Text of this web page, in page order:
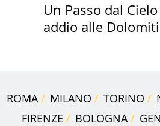
Un Passo dal
addio alle
ROMA MILANO TORINO
FIRENZE
BOLOGNA